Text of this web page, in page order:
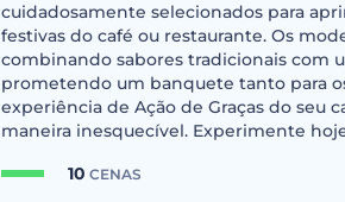
cuidadosamente selecionados para
festivas do café ou restaurante. Os
combinando sabores tradicionais com
prometendo um banquete tanto para
experiência de Ação de Graças do seu
maneira inesquecível. Experimente
10 CENAS